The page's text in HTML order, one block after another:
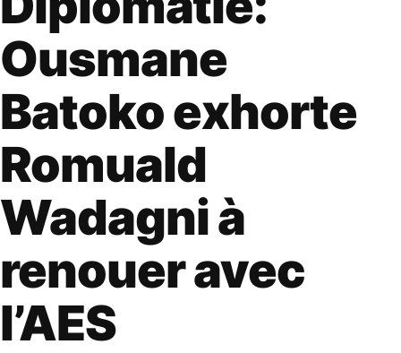
Ousmane
Batoko exhorte
Romuald
Wadagni à
renouer avec
l’AES